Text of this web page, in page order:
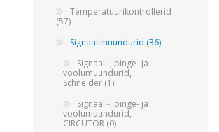
Temperatuurikontrollerid
(57)
Signaalimuundurid (36)
Signaali-, pinge- ja
voolumuundurid,
Schneider (1)
Signaali-, pinge- ja
voolumuundurid,
CIRCUTOR (0)